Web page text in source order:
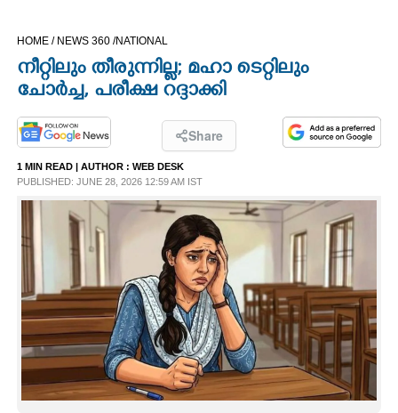
CINEMA
OPINION
PHOTOS
LIFESTYLE
SPIRITUAL
INFO+
ART
ASTRO
HOME / NEWS 360 /NATIONAL
നീറ്റിലും തീരുന്നില്ല; മഹാ ടെറ്റിലും
ചോർച്ച,​ പരീക്ഷ റദ്ദാക്കി
Share
1 MIN READ | AUTHOR : WEB DESK
PUBLISHED: JUNE 28, 2026 12:59 AM IST